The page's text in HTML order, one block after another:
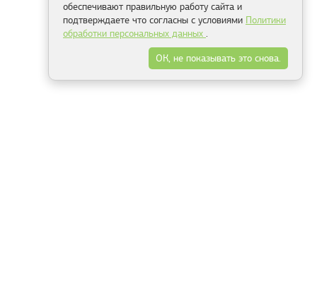
обеспечивают правильную работу сайта и
подтверждаете что согласны с условиями Политики
обработки персональных данных .
ОК, не показывать это снова.